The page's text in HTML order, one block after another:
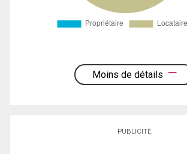
Moins de détails
PUBLICITÉ